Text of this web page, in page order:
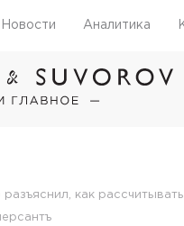
Новости Аналитика
как